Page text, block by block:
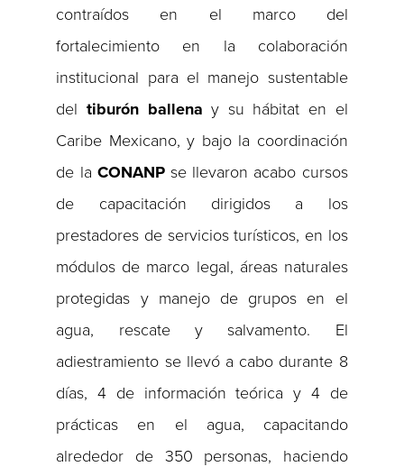
contraídos en el marco del
fortalecimiento en la colaboración
institucional para el manejo sustentable
deltiburón ballena y su hábitat en el
Caribe Mexicano, y bajo la coordinación
de la CONANPse llevaron acabo cursos
de capacitación dirigidos a los
prestadores de servicios turísticos, en los
módulos de marco legal, áreas naturales
protegidas y manejo de grupos en el
agua, rescate y salvamento. El
adiestramiento se llevó a cabo durante 8
días, 4 de información teórica y 4 de
prácticas en el agua, capacitando
alrededor de 350 personas, haciendo